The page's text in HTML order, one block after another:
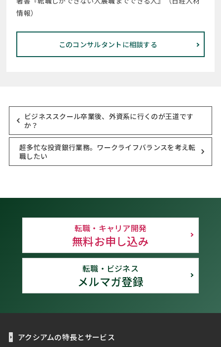
情報）
このコンサルタントに相談する
ビジネススクール卒業後、外資系に行くのが王道です
か？
超多忙な投資銀行業務。ワークライフバランスを考え転
職したい
転職・キャリア開発
無料お申し込み
転職・ビジネス
メルマガ登録
アクシアムの特長とサービス